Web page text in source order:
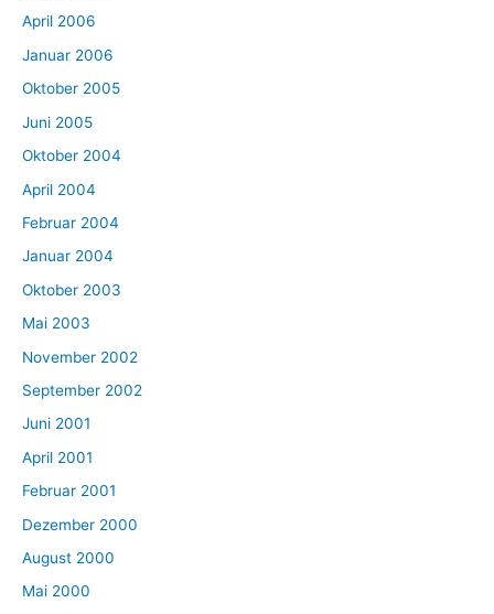
April 2006
Januar 2006
Oktober 2005
Juni 2005
Oktober 2004
April 2004
Februar 2004
Januar 2004
Oktober 2003
Mai 2003
November 2002
September 2002
Juni 2001
April 2001
Februar 2001
Dezember 2000
August 2000
Mai 2000